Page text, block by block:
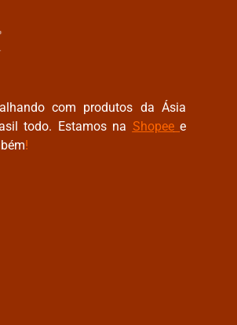
com produtos da Ásia
todo. Estamos na Shopee e
!